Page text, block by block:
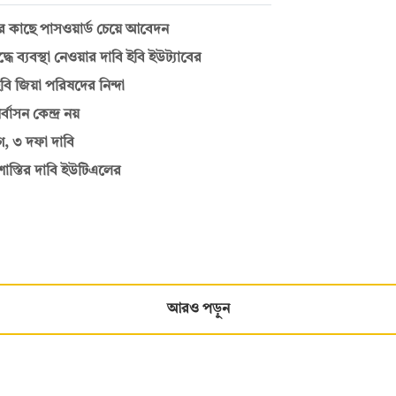
পাসওয়ার্ড চেয়ে আবেদন
নেওয়ার দাবি ইবি ইউট্যাবের
জিয়া পরিষদের নিন্দা
কেন্দ্র নয়
৩ দফা দাবি
দাবি ইউটিএলের
আরও পড়ুন